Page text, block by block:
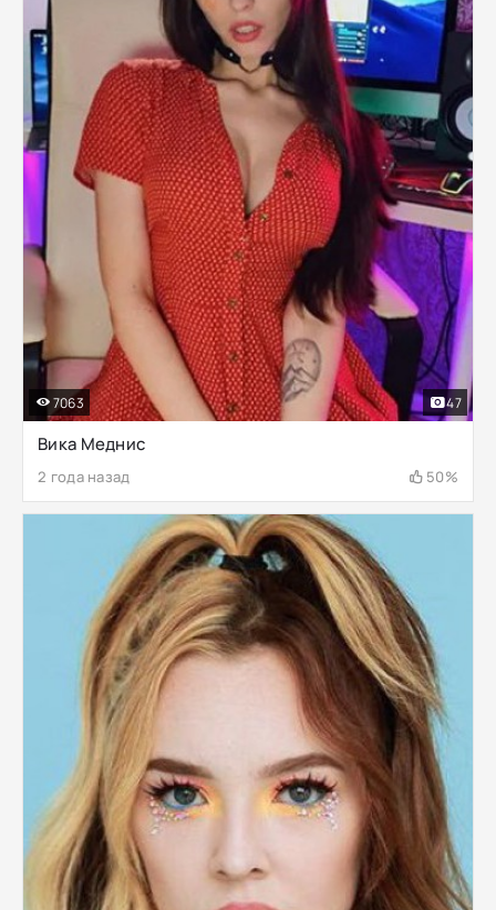
Вика Меднис
2 года назад 50%
7063 47